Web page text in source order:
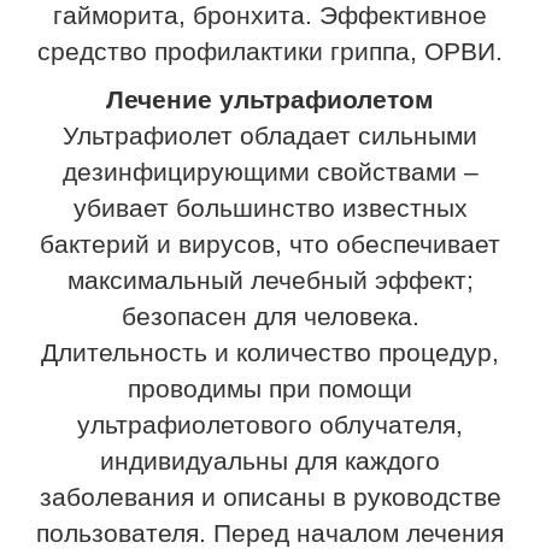
гайморита, бронхита. Эффективное
средство профилактики гриппа, ОРВИ.
Лечение ультрафиолетом
Ультрафиолет обладает сильными
дезинфицирующими свойствами –
убивает большинство известных
бактерий и вирусов, что обеспечивает
максимальный лечебный эффект;
безопасен для человека.
Длительность и количество процедур,
проводимы при помощи
ультрафиолетового облучателя,
индивидуальны для каждого
заболевания и описаны в руководстве
пользователя. Перед началом лечения